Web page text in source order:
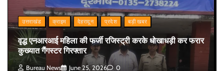
उत्तराखंड क्राइम देहरादून प्रदेश बड़ी खबर
वृद्ध एनआरआई महिला की फर्जी रजिस्ट्री करके धोखाधड़ी कर फरार
कुख्यात गैंगस्टर गिरफ्तार
Bureau News June 25, 2026 0